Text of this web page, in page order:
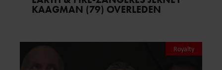
KAAGMAN (79) OVERLEDEN
Royalty